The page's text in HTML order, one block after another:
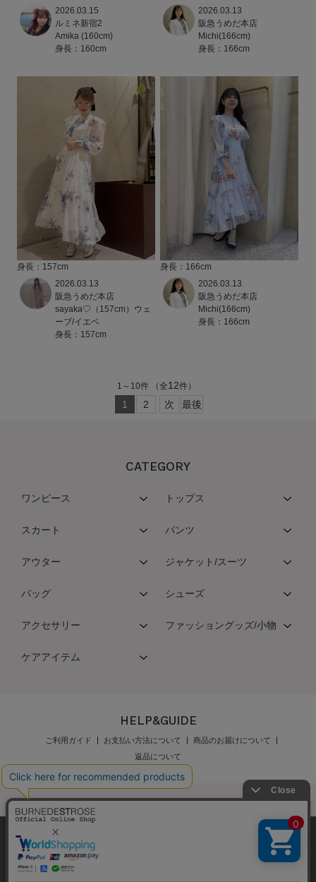
2026.03.15
ルミネ新宿2
Amika (160cm)
身長：160cm
2026.03.13
阪急うめだ本店
Michi(166cm)
身長：166cm
身長：157cm
2026.03.13
阪急うめだ本店
sayaka♡（157cm）ウェ
ーブ/イエベ
身長：157cm
身長：166cm
2026.03.13
阪急うめだ本店
Michi(166cm)
身長：166cm
1 ～ 10件 （全12件）
1 2 次 最後
CATEGORY
ワンピース トップス
スカート パンツ
アウター ジャケット/スーツ
バッグ シューズ
アクセサリー ファッショングッズ/小物
ケアアイテム
HELP&GUIDE
ご利用ガイド お支払い方法について
商品のお届けについて
返品について
メンバーズポイントプログラム規約
特定商取引法に基づく表示
個人情報保護指針
弊社はCookieを利用し、Webの利便性向上に努め
ております。「承諾する」をクリックしていただ
くと、お客様に最適な内容を提供することが可能
承諾する